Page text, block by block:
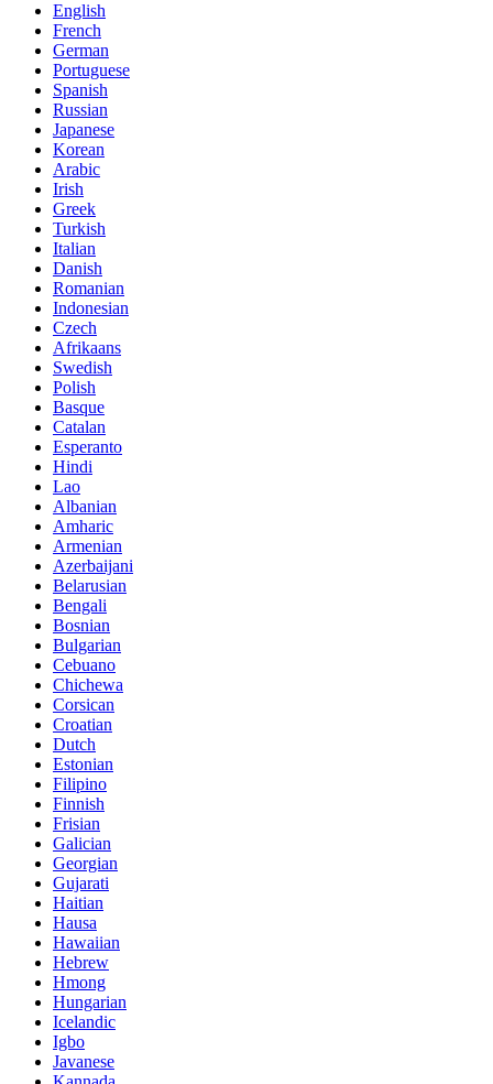
English
French
German
Portuguese
Spanish
Russian
Japanese
Korean
Arabic
Irish
Greek
Turkish
Italian
Danish
Romanian
Indonesian
Czech
Afrikaans
Swedish
Polish
Basque
Catalan
Esperanto
Hindi
Lao
Albanian
Amharic
Armenian
Azerbaijani
Belarusian
Bengali
Bosnian
Bulgarian
Cebuano
Chichewa
Corsican
Croatian
Dutch
Estonian
Filipino
Finnish
Frisian
Galician
Georgian
Gujarati
Haitian
Hausa
Hawaiian
Hebrew
Hmong
Hungarian
Icelandic
Igbo
Javanese